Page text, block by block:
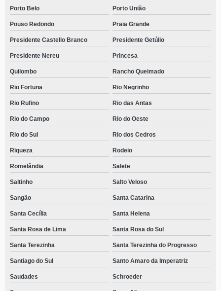
Porto Belo Porto União
Pouso Redondo Praia Grande
Presidente Castello Branco Presidente Getúlio
Presidente Nereu Princesa
Quilombo Rancho Queimado
Rio Fortuna Rio Negrinho
Rio Rufino Rio das Antas
Rio do Campo Rio do Oeste
Rio do Sul Rio dos Cedros
Riqueza Rodeio
Romelândia Salete
Saltinho Salto Veloso
Sangão Santa Catarina
Santa Cecília Santa Helena
Santa Rosa de Lima Santa Rosa do Sul
Santa Terezinha Santa Terezinha do Progresso
Santiago do Sul Santo Amaro da Imperatriz
Saudades Schroeder